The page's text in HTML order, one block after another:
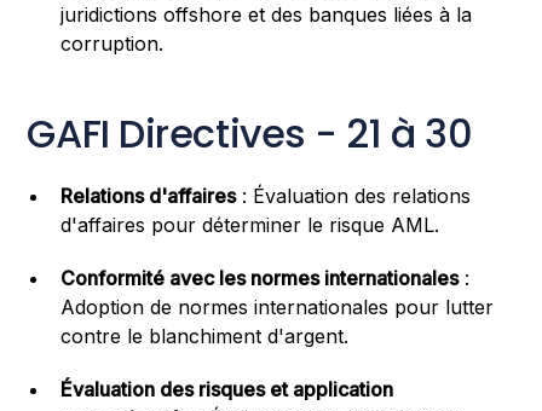
juridictions offshore et des banques liées à la
corruption.
GAFI Directives - 21 à 30
Relations d'affaires: Évaluation des relations
d'affaires pour déterminer le risque AML.
Conformité avec les normes internationales:
Adoption de normes internationales pour lutter
contre le blanchiment d'argent.
Évaluation des risques et application